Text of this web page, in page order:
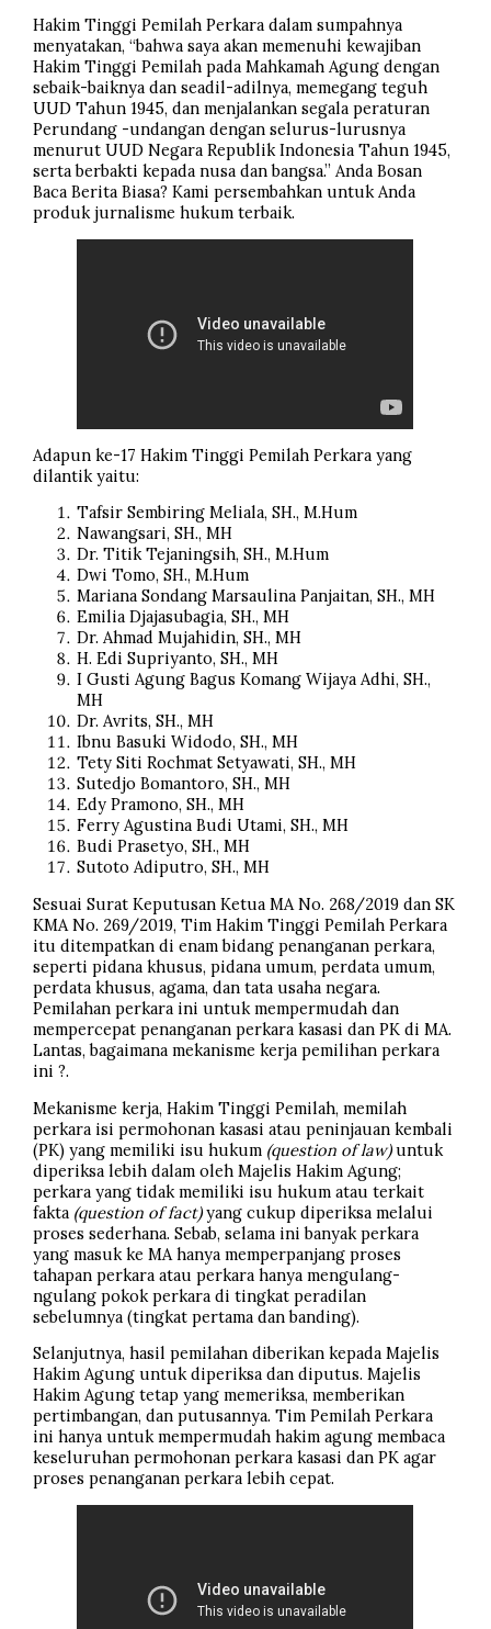
Hakim Tinggi Pemilah Perkara dalam sumpahnya
menyatakan, “bahwa saya akan memenuhi kewajiban
Hakim Tinggi Pemilah pada Mahkamah Agung dengan
sebaik-baiknya dan seadil-adilnya, memegang teguh
UUD Tahun 1945, dan menjalankan segala peraturan
Perundang -undangan dengan selurus-lurusnya
menurut UUD Negara Republik Indonesia Tahun 1945,
serta berbakti kepada nusa dan bangsa.” Anda Bosan
Baca Berita Biasa? Kami persembahkan untuk Anda
produk jurnalisme hukum terbaik.
Adapun ke-17 Hakim Tinggi Pemilah Perkara yang
dilantik yaitu:
Tafsir Sembiring Meliala, SH., M.Hum
Nawangsari, SH., MH
Dr. Titik Tejaningsih, SH., M.Hum
Dwi Tomo, SH., M.Hum
Mariana Sondang Marsaulina Panjaitan, SH., MH
Emilia Djajasubagia, SH., MH
Dr. Ahmad Mujahidin, SH., MH
H. Edi Supriyanto, SH., MH
I Gusti Agung Bagus Komang Wijaya Adhi, SH.,
MH
Dr. Avrits, SH., MH
Ibnu Basuki Widodo, SH., MH
Tety Siti Rochmat Setyawati, SH., MH
Sutedjo Bomantoro, SH., MH
Edy Pramono, SH., MH
Ferry Agustina Budi Utami, SH., MH
Budi Prasetyo, SH., MH
Sutoto Adiputro, SH., MH
Sesuai Surat Keputusan Ketua MA No. 268/2019 dan SK
KMA No. 269/2019, Tim Hakim Tinggi Pemilah Perkara
itu ditempatkan di enam bidang penanganan perkara,
seperti pidana khusus, pidana umum, perdata umum,
perdata khusus, agama, dan tata usaha negara.
Pemilahan perkara ini untuk mempermudah dan
mempercepat penanganan perkara kasasi dan PK di MA.
Lantas, bagaimana mekanisme kerja pemilihan perkara
ini ?.
Mekanisme kerja, Hakim Tinggi Pemilah, memilah
perkara isi permohonan kasasi atau peninjauan kembali
(PK) yang memiliki isu hukum (question of law)untuk
diperiksa lebih dalam oleh Majelis Hakim Agung;
perkara yang tidak memiliki isu hukum atau terkait
fakta (question of fact)yang cukup diperiksa melalui
proses sederhana. Sebab, selama ini banyak perkara
yang masuk ke MA hanya memperpanjang proses
tahapan perkara atau perkara hanya mengulang-
ngulang pokok perkara di tingkat peradilan
sebelumnya (tingkat pertama dan banding).
Selanjutnya, hasil pemilahan diberikan kepada Majelis
Hakim Agung untuk diperiksa dan diputus. Majelis
Hakim Agung tetap yang memeriksa, memberikan
pertimbangan, dan putusannya. Tim Pemilah Perkara
ini hanya untuk mempermudah hakim agung membaca
keseluruhan permohonan perkara kasasi dan PK agar
proses penanganan perkara lebih cepat.